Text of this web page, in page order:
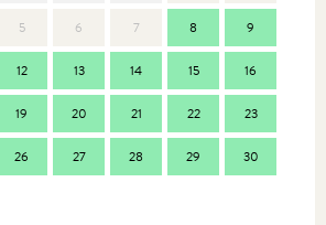
5 6 7 8 9
12 13 14 15 16
19 20 21 22 23
26 27 28 29 30